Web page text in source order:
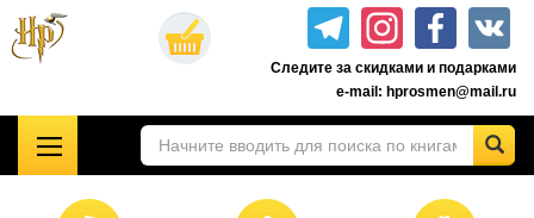
Перейти
Следите за скидками и подарками
e-mail: hprosmen@mail.ru